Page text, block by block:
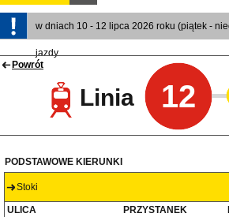
w dniach 10 - 12 lipca 2026 roku (piątek -
jazdy
Powrót
Linia 12
PODSTAWOWE KIERUNKI
Stoki
ULICA PRZYSTANEK